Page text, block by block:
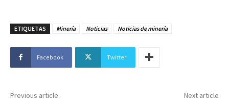
ETIQUETAS Minería Noticias Noticias de minería
Facebook Twitter
Previous article Next article